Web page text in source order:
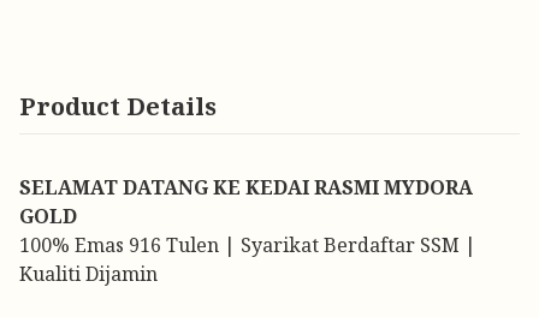
Product Details
SELAMAT DATANG KE KEDAI RASMI MYDORA
GOLD
100% Emas 916 Tulen | Syarikat Berdaftar SSM |
Kualiti Dijamin